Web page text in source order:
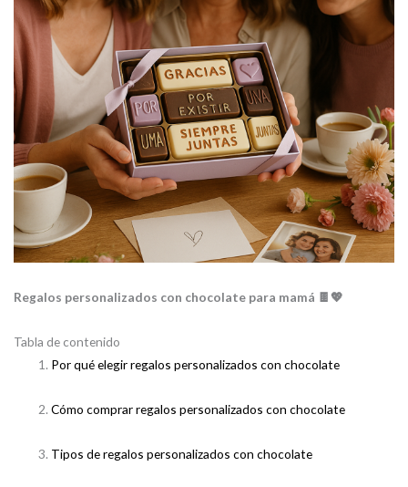
Regalos personalizados con chocolate para mamá 🍫💖
Tabla de contenido
Por qué elegir regalos personalizados con chocolate
Cómo comprar regalos personalizados con chocolate
Tipos de regalos personalizados con chocolate